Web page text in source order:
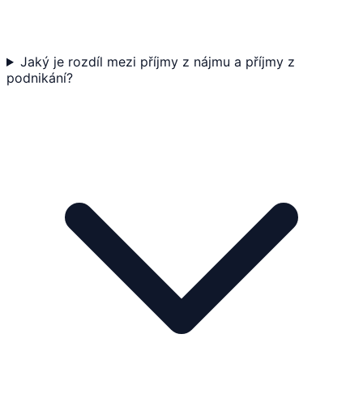
Jaký je rozdíl mezi příjmy z nájmu a příjmy z
podnikání?